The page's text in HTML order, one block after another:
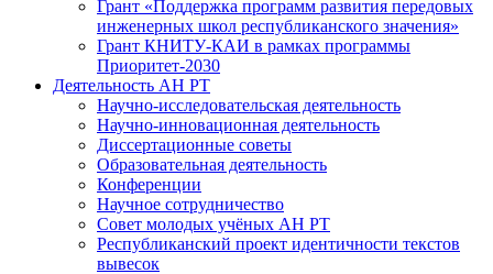
Грант «Поддержка программ развития передовых
инженерных школ республиканского значения»
Грант КНИТУ-КАИ в рамках программы
Приоритет-2030
Деятельность АН РТ
Научно-исследовательская деятельность
Научно-инновационная деятельность
Диссертационные советы
Образовательная деятельность
Конференции
Научное сотрудничество
Совет молодых учёных АН РТ
Республиканский проект идентичности текстов
вывесок